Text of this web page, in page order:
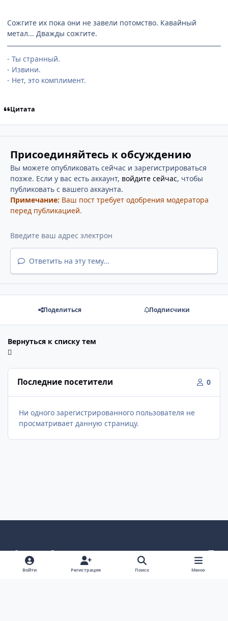
Сожгите их пока они не завели потомство. Кавайный
метал... Дважды сожгите.
- Ты странный.
- Извини.
- Нет, это комплимент.
Цитата
Присоединяйтесь к обсуждению
Вы можете опубликовать сейчас и зарегистрироваться
позже. Если у вас есть аккаунт, войдите сейчас, чтобы
публиковать с вашего аккаунта.
Примечание: Ваш пост требует одобрения модератора
перед публикацией.
Ответить на эту тему...
Поделиться Подписчики
Вернуться к списку тем
Последние посетители 0
Ни одного зарегистрированного пользователя не
просматривает данную страницу.
Светлый режим
Темный режим
Как в системе
v
k
Политика конфиденциальности
Войти Регистрация Поиск Меню